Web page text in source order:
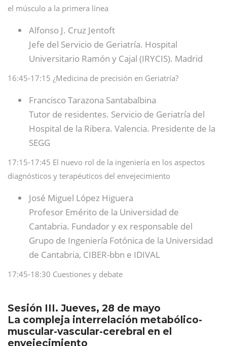
el músculo a la primera línea
Alfonso J. Cruz Jentoft
Jefe del Servicio de Geriatría. Hospital
Universitario Ramón y Cajal (IRYCIS). Madrid
16:45-17:15 ¿Medicina de precisión en Geriatría?
Francisco Tarazona Santabalbina
Tutor de residentes. Servicio de Geriatría del
Hospital de la Ribera. Valencia. Presidente de la
SEGG
17:15-17:45 El nuevo rol de la ingeniería en los aspectos
diagnósticos y terapéuticos del envejecimiento
José Miguel López Higuera
Profesor Emérito de la Universidad de
Cantabria. Fundador y ex responsable del
Grupo de Ingeniería Fotónica de la Universidad
de Cantabria, CIBER-bbn e IDIVAL
17:45-18:30 Cuestiones y debate
Sesión III. Jueves, 28 de mayo
La compleja interrelación metabólico-
muscular-vascular-cerebral en el
envejecimiento